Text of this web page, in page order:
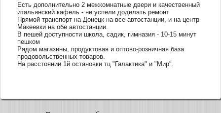
Есть дополнительно 2 межкомнатные двери и качественный
итальянский кафель - не успели доделать ремонт
Прямой транспорт на Донецк на все автостанции, и на центр
Макеевки на обе автостанции.
В пешей доступности школа, садик, гимназия - 10-15 минут
пешком
Рядом магазины, продуктовая и оптово-розничная база
продовольственных товаров.
На расстоянии 1й остановки тц "Галактика" и "Мир".